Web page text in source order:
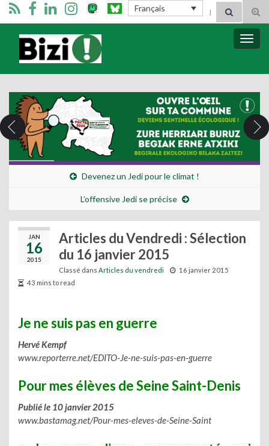
Français Search for:
Bizimugi
Devenez un Jedi pour le climat !
L’offensive Jedi se précise
JAN
16
2015
Articles du Vendredi : Sélection
du 16 janvier 2015
Classé dans Articles du vendredi
16 janvier 2015
43 mins to read
Je ne suis pas en guerre
Hervé Kempf
www.reporterre.net/EDITO-Je-ne-suis-pas-en-guerre
Pour mes élèves de Seine Saint-Denis
Publié le 10 janvier 2015
www.bastamag.net/Pour-mes-eleves-de-Seine-Saint